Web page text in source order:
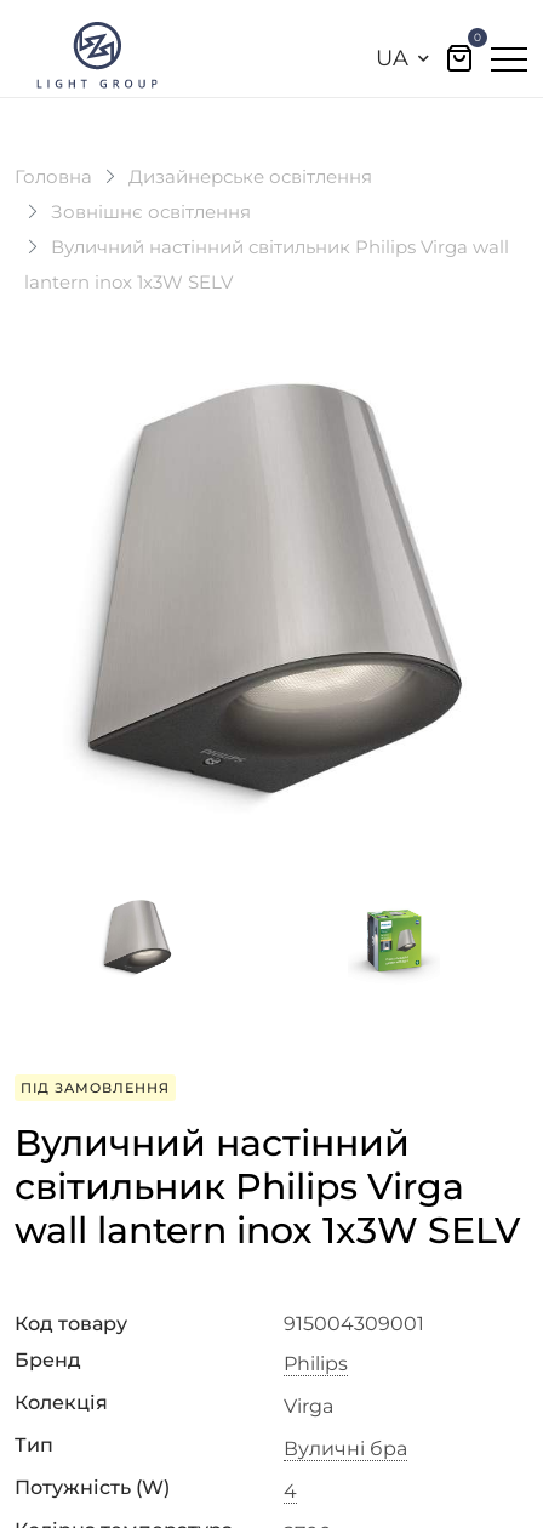
UA
0
Головна
Дизайнерське освітлення
Зовнішнє освітлення
Вуличний настінний світильник Philips Virga wall
lantern inox 1x3W SELV
ПІД ЗАМОВЛЕННЯ
Вуличний настінний
світильник Philips Virga
wall lantern inox 1x3W SELV
Код товару
915004309001
Бренд
Philips
Колекція
Virga
Тип
Вуличні бра
Потужність (W)
4